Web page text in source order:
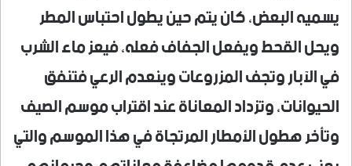
يسميه البعض، كان يتم حين يطول احتباس المطر
ويحل القحط ويفعل الجفاف فعله، فيعز ماء الشرب
في الآبار وتجف المزروعات وينعدم الرعي فتنفق
الحيوانات، وتزداد المعاناة عند اقتراب موسم الصيف
وتأخر هطول الأمطار المرتجاة في هذا الموسم والتي